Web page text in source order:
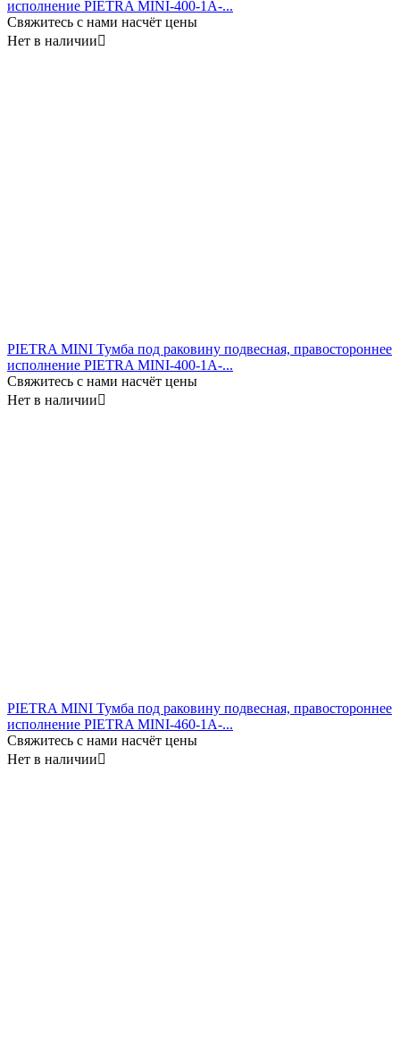
исполнение PIETRA MINI-400-1A-...
Свяжитесь с нами насчёт цены
Нет в наличии
PIETRA MINI Тумба под раковину подвесная, правостороннее
исполнение PIETRA MINI-400-1A-...
Свяжитесь с нами насчёт цены
Нет в наличии
PIETRA MINI Тумба под раковину подвесная, правостороннее
исполнение PIETRA MINI-460-1A-...
Свяжитесь с нами насчёт цены
Нет в наличии